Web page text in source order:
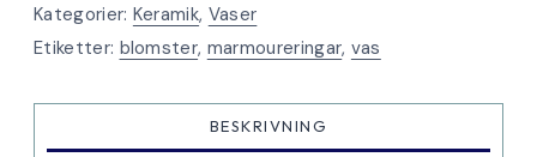
mängd
Kategorier: Keramik, Vaser
Etiketter: blomster, marmoureringar, vas
BESKRIVNING